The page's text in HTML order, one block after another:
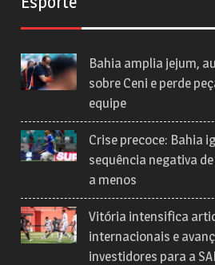
Bahia amplia jejum,
sobre Ceni e perde
equipe
Crise precoce: Bahia
sequência negativa
a menos
Vitória intensifica
internacionais e
investidores para a